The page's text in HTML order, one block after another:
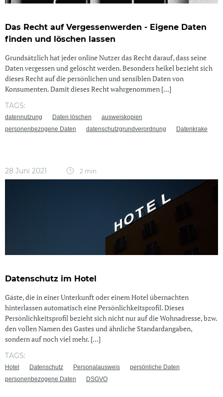
Das Recht auf Vergessenwerden - Eigene Daten
finden und löschen lassen
Grundsätzlich hat jeder online Nutzer das Recht darauf, dass seine
Daten vergessen und gelöscht werden. Besonders heikel bezieht sich
dieses Recht auf die persönlichen und sensiblen Daten von
Konsumenten. Damit dieses Recht wahrgenommen [...]
TAGS:
datennutzung Daten löschen
ausweiskopien
personenbezogene Daten
datenschutzgrundverordnung Datenkrake
28 Juni 2021 2 min
Datenschutz im Hotel
Gäste, die in einer Unterkunft oder einem Hotel übernachten
hinterlassen automatisch eine Persönlichkeitsprofil. Dieses
Persönlichkeitsprofil bezieht sich nicht nur auf die Wohnadresse, bzw.
den vollen Namen des Gastes und ähnliche Standardangaben,
sondern auf noch viel mehr. [...]
TAGS:
Hotel Datenschutz Personalausweis
persönliche Daten
personenbezogene Daten
DSGVO